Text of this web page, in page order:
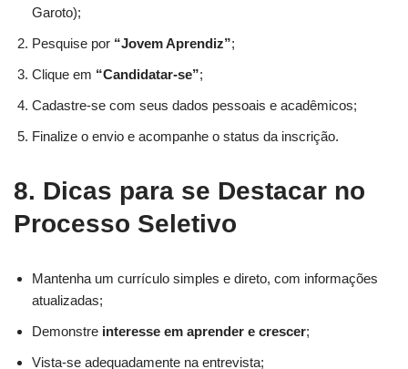
Garoto);
Pesquise por “Jovem Aprendiz”;
Clique em “Candidatar-se”;
Cadastre-se com seus dados pessoais e acadêmicos;
Finalize o envio e acompanhe o status da inscrição.
8. Dicas para se Destacar no
Processo Seletivo
Mantenha um currículo simples e direto, com informações
atualizadas;
Demonstre interesse em aprender e crescer;
Vista-se adequadamente na entrevista;